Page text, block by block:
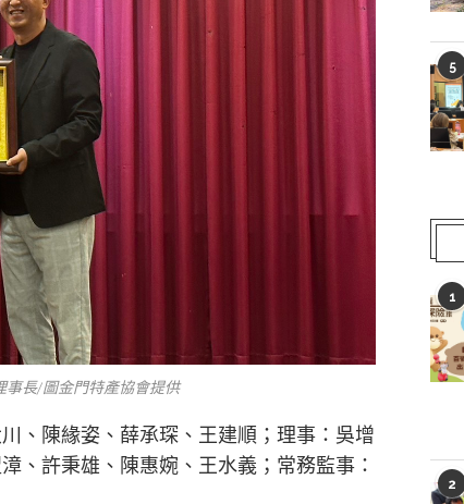
事長/圖金門特產協會提供
、陳緣姿、薛承琛、王建順；理事：吳增
、許秉雄、陳惠婉、王水義；常務監事：
5
1
2